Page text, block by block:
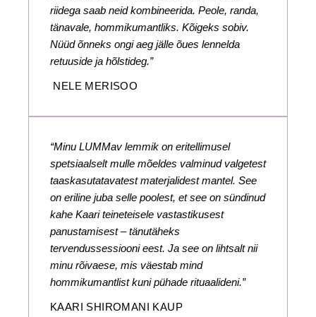
riidega saab neid kombineerida. Peole, randa,
tänavale, hommikumantliks. Kõigeks sobiv.
Nüüd õnneks ongi aeg jälle õues lennelda
retuuside ja hõlstideg.”
NELE MERISOO
“Minu LUMMav lemmik on eritellimusel
spetsiaalselt mulle mõeldes valminud valgetest
taaskasutatavatest materjalidest mantel. See
on eriline juba selle poolest, et see on sündinud
kahe Kaari teineteisele vastastikusest
panustamisest – tänutäheks
tervendussessiooni eest. Ja see on lihtsalt nii
minu rõivaese, mis väestab mind
hommikumantlist kuni pühade rituaalideni.”
KAARI SHIROMANI KAUP